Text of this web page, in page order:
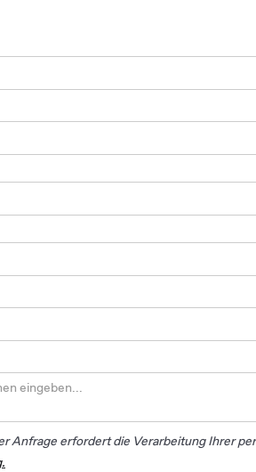
Anfrage erfordert die Verarbeitung Ihrer